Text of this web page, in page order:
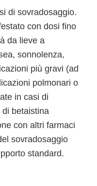
di sovradosaggio.
con dosi fino
da lieve a
sonnolenza,
più gravi (ad
polmonari o
in casi di
betaistina
con altri farmaci
sovradosaggio
standard.